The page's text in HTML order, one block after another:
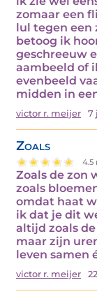
zomaar een
lul tegen een
betoog ik
geschreeuw
aambeeld of
evenbeeld
midden in
victor r. meijer 7
Zoals
4.5
Zoals de zon
zoals
omdat haat
ik dat je dit
altijd zoals
maar zijn
leven samen
victor r. meijer